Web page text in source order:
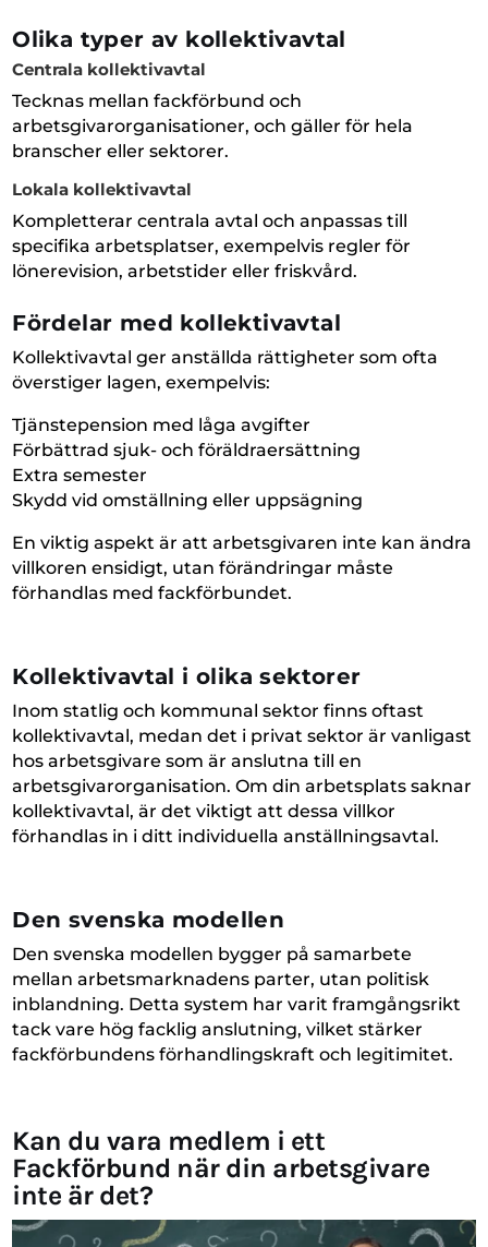
Olika typer av kollektivavtal
Centrala kollektivavtal
Tecknas mellan fackförbund och
arbetsgivarorganisationer, och gäller för hela
branscher eller sektorer.
Lokala kollektivavtal
Kompletterar centrala avtal och anpassas till
specifika arbetsplatser, exempelvis regler för
lönerevision, arbetstider eller friskvård.
Fördelar med kollektivavtal
Kollektivavtal ger anställda rättigheter som ofta
överstiger lagen, exempelvis:
Tjänstepension med låga avgifter
Förbättrad sjuk- och föräldraersättning
Extra semester
Skydd vid omställning eller uppsägning
En viktig aspekt är att arbetsgivaren inte kan ändra
villkoren ensidigt, utan förändringar måste
förhandlas med fackförbundet.
Kollektivavtal i olika sektorer
Inom statlig och kommunal sektor finns oftast
kollektivavtal, medan det i privat sektor är vanligast
hos arbetsgivare som är anslutna till en
arbetsgivarorganisation. Om din arbetsplats saknar
kollektivavtal, är det viktigt att dessa villkor
förhandlas in i ditt individuella anställningsavtal.
Den svenska modellen
Den svenska modellen bygger på samarbete
mellan arbetsmarknadens parter, utan politisk
inblandning. Detta system har varit framgångsrikt
tack vare hög facklig anslutning, vilket stärker
fackförbundens förhandlingskraft och legitimitet.
Kan du vara medlem i ett
Fackförbund när din arbetsgivare
inte är det?